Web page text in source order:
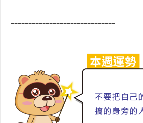
==============================